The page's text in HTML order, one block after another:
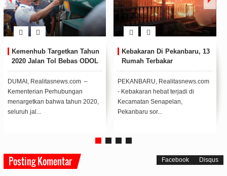
Kemenhub Targetkan Tahun
2020 Jalan Tol Bebas ODOL
DUMAI, Realitasnews.com –
Kementerian Perhubungan
menargetkan bahwa tahun 2020,
seluruh jal...
Kebakaran Di Pekanbaru, 13
Rumah Terbakar
PEKANBARU, Realitasnews.com
- Kebakaran hebat terjadi di
Kecamatan Senapelan,
Pekanbaru sor...
Posting Komentar Facebook Disqus